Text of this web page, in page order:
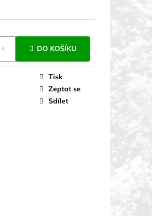
DO KOŠÍKU
Tisk
Zeptat se
Sdílet